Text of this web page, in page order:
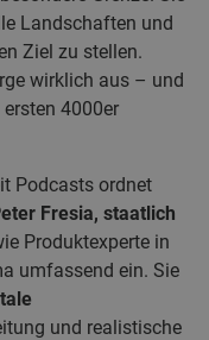
Landschaften und
Ziel zu stellen.
wirklich aus – und
4000er
Podcasts ordnet
Fresia, staatlich
Produktexperte in
umfassend ein. Sie
und realistische